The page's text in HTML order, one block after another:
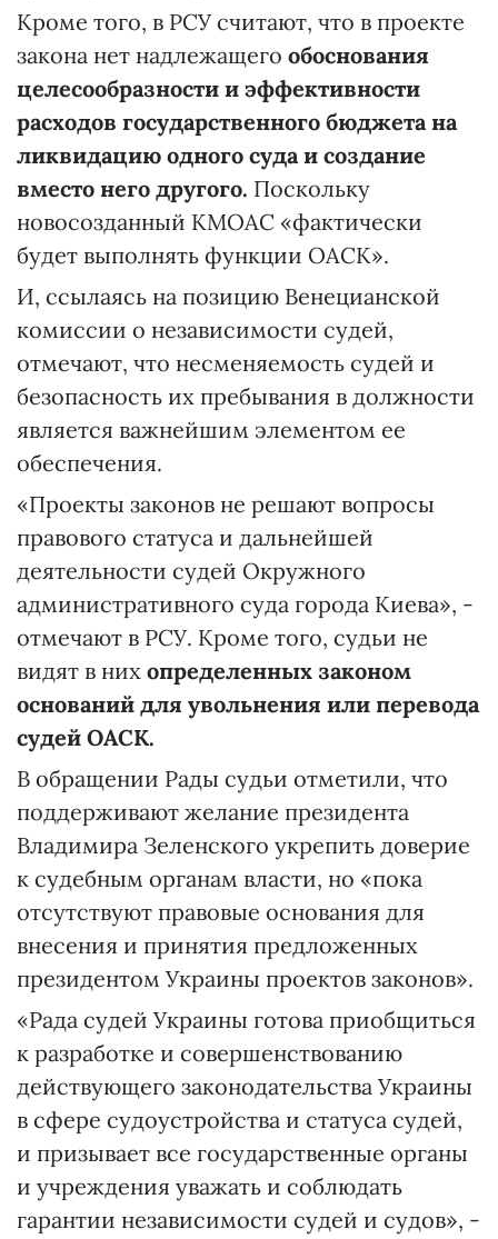
Кроме того, в РСУ считают, что в проекте
закона нет надлежащего обоснования
целесообразности и эффективности
расходов государственного бюджета на
ликвидацию одного суда и создание
вместо него другого. Поскольку
новосозданный КМОАС «фактически
будет выполнять функции ОАСК».
И, ссылаясь на позицию Венецианской
комиссии о независимости судей,
отмечают, что несменяемость судей и
безопасность их пребывания в должности
является важнейшим элементом ее
обеспечения.
«Проекты законов не решают вопросы
правового статуса и дальнейшей
деятельности судей Окружного
административного суда города Киева», -
отмечают в РСУ. Кроме того, судьи не
видят в них определенных законом
оснований для увольнения или перевода
судей ОАСК.
В обращении Рады судьи отметили, что
поддерживают желание президента
Владимира Зеленского укрепить доверие
к судебным органам власти, но «пока
отсутствуют правовые основания для
внесения и принятия предложенных
президентом Украины проектов законов».
«Рада судей Украины готова приобщиться
к разработке и совершенствованию
действующего законодательства Украины
в сфере судоустройства и статуса судей,
и призывает все государственные органы
и учреждения уважать и соблюдать
гарантии независимости судей и судов», -